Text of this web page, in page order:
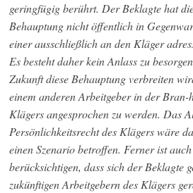
geringfügig berührt. Der Beklagte hat
Behauptung nicht öffentlich in
einer ausschließlich an den Kläger
Es besteht daher kein Anlass zu
Zukunft diese Behauptung verbreiten
einem anderen Arbeitgeber in der Bran-
Klägers angesprochen zu werden. Das
Persönlichkeitsrecht des Klägers wäre
einen Szenario betroffen. Ferner ist
berücksichtigen, dass sich der Beklagte
zukünftigen Arbeitgebern des Klägers